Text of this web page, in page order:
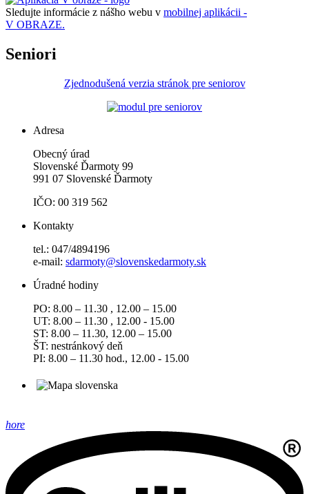
Sledujte informácie z nášho webu v mobilnej aplikácii -
V OBRAZE.
Seniori
Zjednodušená verzia stránok pre seniorov
Adresa
Obecný úrad
Slovenské Ďarmoty 99
991 07 Slovenské Ďarmoty
IČO: 00 319 562
Kontakty
tel.: 047/4894196
e-mail: sdarmoty@slovenskedarmoty.sk
Úradné hodiny
PO: 8.00 – 11.30 , 12.00 – 15.00
UT: 8.00 – 11.30 , 12.00 - 15.00
ST: 8.00 – 11.30, 12.00 – 15.00
ŠT: nestránkový deň
PI: 8.00 – 11.30 hod., 12.00 - 15.00
hore